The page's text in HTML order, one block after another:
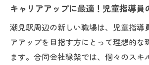
合同会社縁架の児童指導員募集
成長をサポート
合同会社縁架での貴重な体
の役割
キャリアアップに最適！児童指導員
潮見駅周辺の新しい職場は、児童指導
アアップを目指す方にとって理想的な
ます。合同会社縁架では、個々のスキ